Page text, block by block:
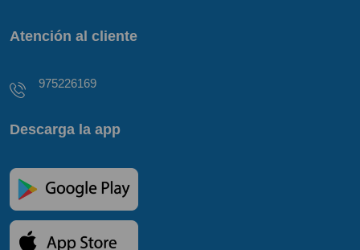
Atención al cliente
975226169
Descarga la app